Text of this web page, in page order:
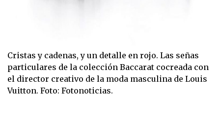
Cristas y cadenas, y un detalle en rojo. Las señas
particulares de la colección Baccarat cocreada con
el director creativo de la moda masculina de Louis
Vuitton. Foto: Fotonoticias.